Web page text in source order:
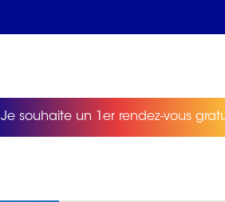
Je souhaite un 1er rendez-vous